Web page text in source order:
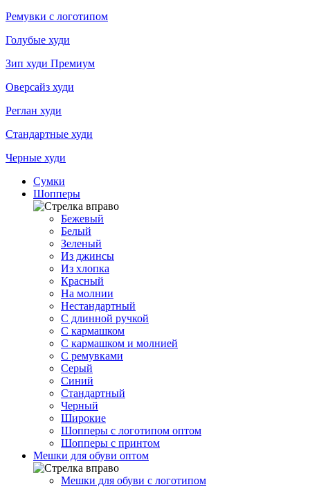
Ремувки с логотипом
Голубые худи
Зип худи Премиум
Оверсайз худи
Реглан худи
Стандартные худи
Черные худи
Сумки
Шопперы
Бежевый
Белый
Зеленый
Из джинсы
Из хлопка
Красный
На молнии
Нестандартный
С длинной ручкой
С кармашком
С кармашком и молнией
С ремувками
Серый
Синий
Стандартный
Черный
Широкие
Шопперы с логотипом оптом
Шопперы с принтом
Мешки для обуви оптом
Мешки для обуви с логотипом